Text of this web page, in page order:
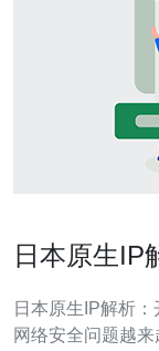
日本原生IP
日本原生IP解析：开头是什么？
网络安全问题越